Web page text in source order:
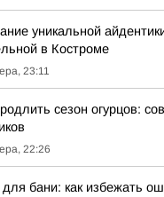
уникальной
в Костроме
23:11
сезон огурцов:
22:26
бани: как избежать